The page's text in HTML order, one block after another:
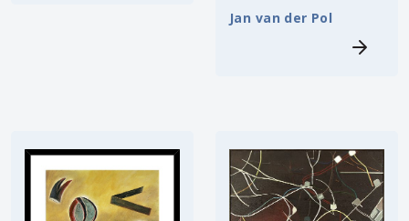
Jan van der Pol